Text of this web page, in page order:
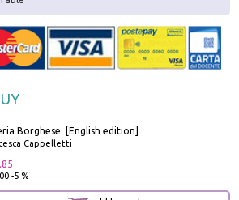
Borghese. [English edition]
Cappelletti
-5 %